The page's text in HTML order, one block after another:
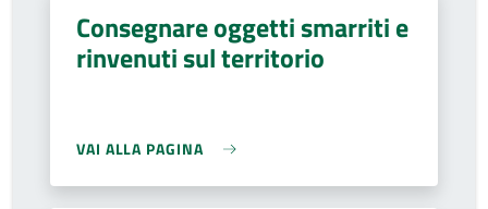
Consegnare oggetti smarriti e
rinvenuti sul territorio
VAI ALLA PAGINA